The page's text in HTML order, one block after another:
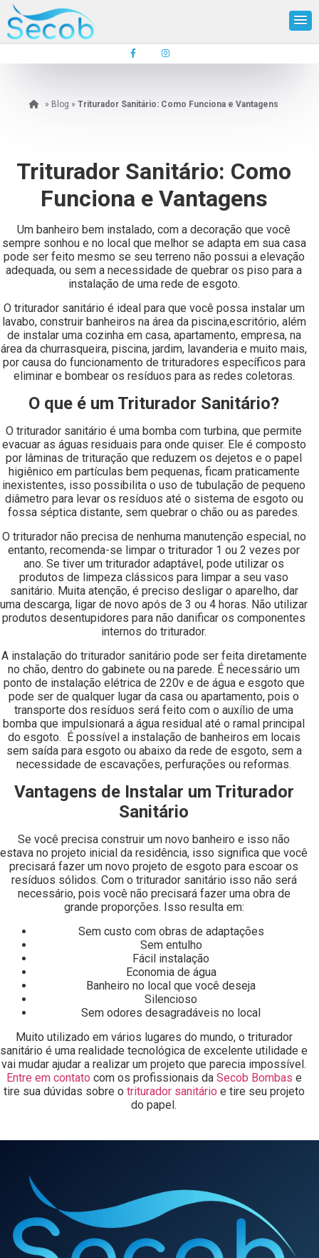
» Blog » Triturador Sanitário: Como Funciona e Vantagens
Triturador Sanitário: Como
Funciona e Vantagens
Um banheiro bem instalado, com a decoração que você
sempre sonhou e no local que melhor se adapta em sua casa
pode ser feito mesmo se seu terreno não possui a elevação
adequada, ou sem a necessidade de quebrar os piso para a
instalação de uma rede de esgoto.
O triturador sanitário é ideal para que você possa instalar um
lavabo, construir banheiros na área da piscina,escritório, além
de instalar uma cozinha em casa, apartamento, empresa, na
área da churrasqueira, piscina, jardim, lavanderia e muito mais,
por causa do funcionamento de trituradores específicos para
eliminar e bombear os resíduos para as redes coletoras.
O que é um Triturador Sanitário?
O triturador sanitário é uma bomba com turbina, que permite
evacuar as águas residuais para onde quiser. Ele é composto
por lâminas de trituração que reduzem os dejetos e o papel
higiênico em partículas bem pequenas, ficam praticamente
inexistentes, isso possibilita o uso de tubulação de pequeno
diâmetro para levar os resíduos até o sistema de esgoto ou
fossa séptica distante, sem quebrar o chão ou as paredes.
O triturador não precisa de nenhuma manutenção especial, no
entanto, recomenda-se limpar o triturador 1 ou 2 vezes por
ano. Se tiver um triturador adaptável, pode utilizar os
produtos de limpeza clássicos para limpar a seu vaso
sanitário. Muita atenção, é preciso desligar o aparelho, dar
uma descarga, ligar de novo após de 3 ou 4 horas. Não utilizar
produtos desentupidores para não danificar os componentes
internos do triturador.
A instalação do triturador sanitário pode ser feita diretamente
no chão, dentro do gabinete ou na parede. É necessário um
ponto de instalação elétrica de 220v e de água e esgoto que
pode ser de qualquer lugar da casa ou apartamento, pois o
transporte dos resíduos será feito com o auxílio de uma
bomba que impulsionará a água residual até o ramal principal
do esgoto. É possível a instalação de banheiros em locais
sem saída para esgoto ou abaixo da rede de esgoto, sem a
necessidade de escavações, perfurações ou reformas.
Vantagens de Instalar um Triturador
Sanitário
Se você precisa construir um novo banheiro e isso não
estava no projeto inicial da residência, isso significa que você
precisará fazer um novo projeto de esgoto para escoar os
resíduos sólidos. Com o triturador sanitário isso não será
necessário, pois você não precisará fazer uma obra de
grande proporções. Isso resulta em:
Sem custo com obras de adaptações
Sem entulho
Fácil instalação
Economia de água
Banheiro no local que você deseja
Silencioso
Sem odores desagradáveis no local
Muito utilizado em vários lugares do mundo, o triturador
sanitário é uma realidade tecnológica de excelente utilidade e
vai mudar ajudar a realizar um projeto que parecia impossível.
Entre em contato com os profissionais da Secob Bombas e
tire sua dúvidas sobre o triturador sanitário e tire seu projeto
do papel.